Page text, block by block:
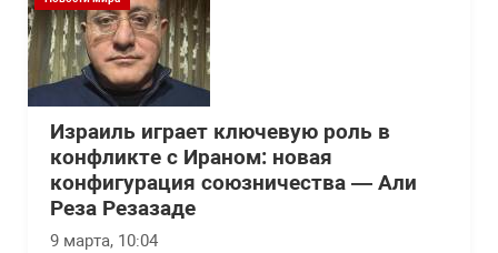
Израиль играет ключевую роль в
конфликте с Ираном: новая
конфигурация союзничества — Али
Реза Резазаде
9 марта, 10:04